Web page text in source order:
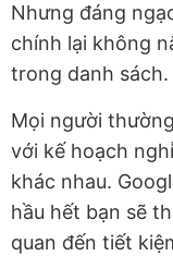
Nhưng đáng
chính lại không
trong danh sách.
Mọi người
với kế hoạch
khác nhau.
hầu hết bạn sẽ
quan đến tiết